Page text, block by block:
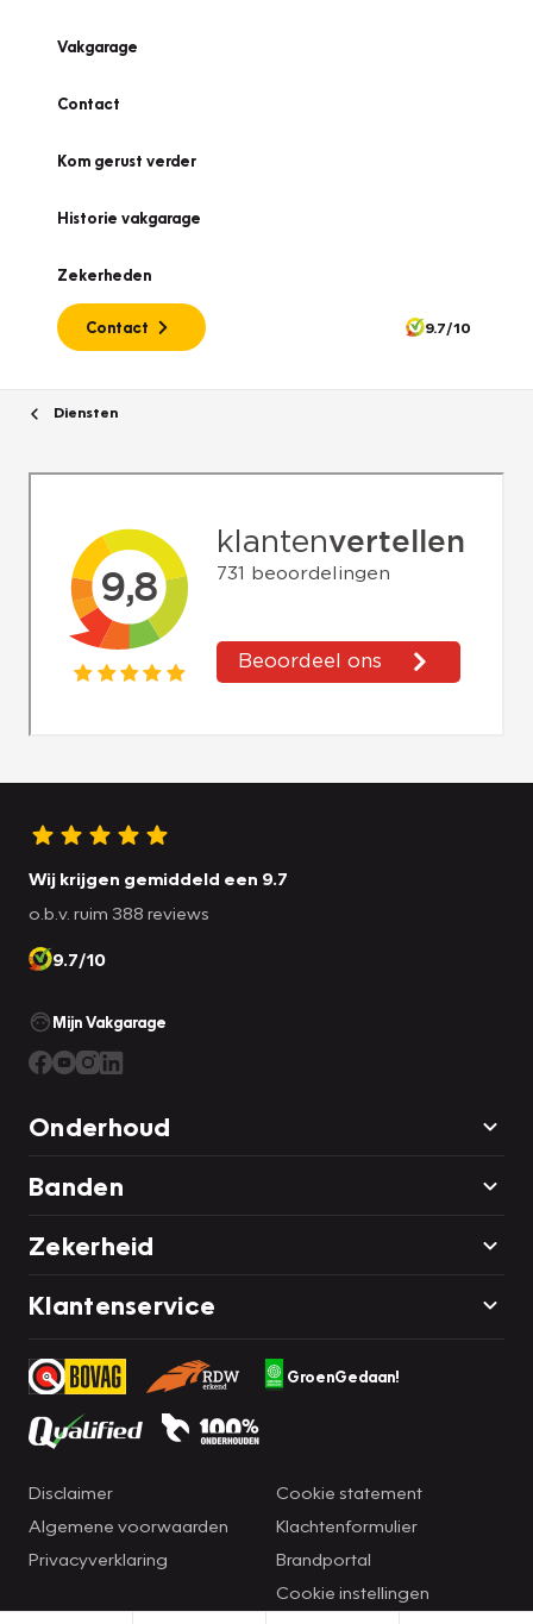
Vakgarage
Contact
Kom gerust verder
Historie vakgarage
Zekerheden
Contact 9.7/10
Diensten
Wij krijgen gemiddeld een 9.7
o.b.v. ruim 388 reviews
9.7/10
Mijn Vakgarage
Onderhoud
Banden
Zekerheid
Klantenservice
GroenGedaan!
Disclaimer
Algemene voorwaarden
Privacyverklaring
Cookie statement
Klachtenformulier
Brandportal
Cookie instellingen